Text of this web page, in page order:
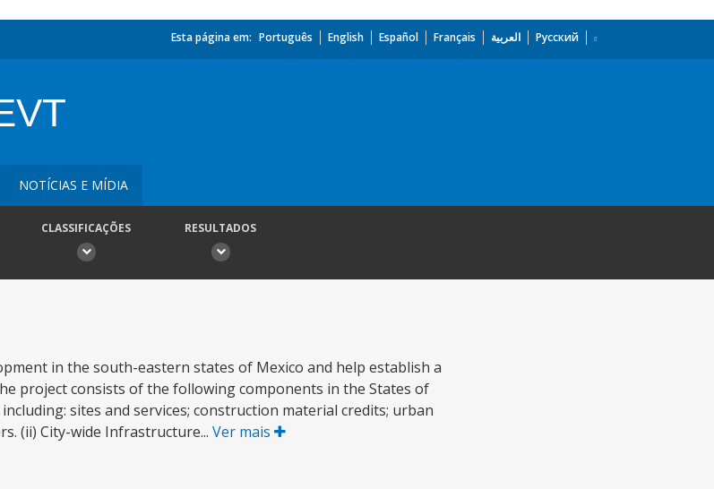
Esta página em: Português English Español Français العربية Русский
NOTÍCIAS E MÍDIA
CLASSIFICAÇÕES RESULTADOS
in the south-eastern states of Mexico and help establish a
project consists of the following components in the States of
sites and services; construction material credits; urban
(ii) City-wide Infrastructure... Ver mais